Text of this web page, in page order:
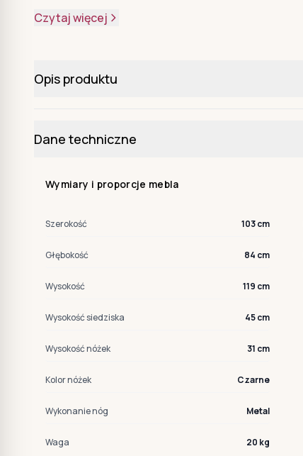
Czytaj więcej
Opis produktu
Dane techniczne
Wymiary i proporcje mebla
Szerokość 103 cm
Głębokość 84 cm
Wysokość 119 cm
Wysokość siedziska 45 cm
Wysokość nóżek 31 cm
Kolor nóżek Czarne
Wykonanie nóg Metal
Waga 20 kg